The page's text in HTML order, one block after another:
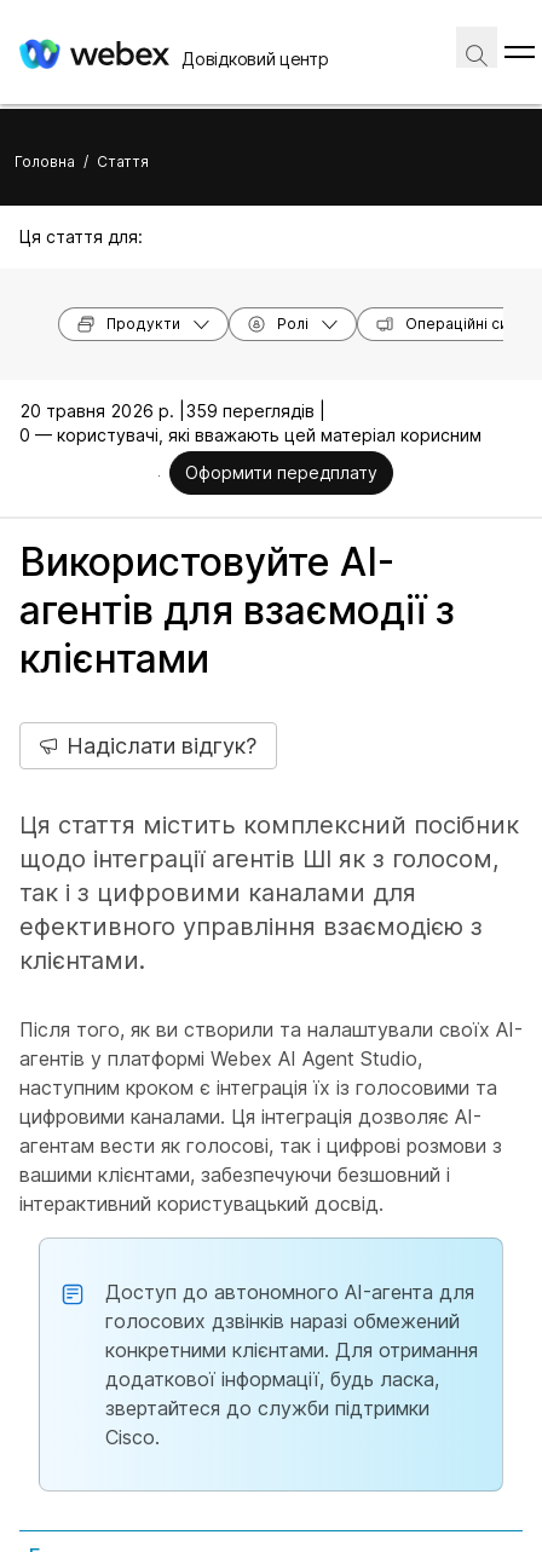
Довідковий центр
Головна / Стаття
Ця стаття для:
Продукти Ролі Операційні
20 травня 2026 р. | 359 переглядів |
0 — користувачі, які вважають цей матеріал корисним
Оформити передплату
Використовуйте AI-
агентів для взаємодії з
клієнтами
Надіслати відгук?
Ця стаття містить комплексний посібник
щодо інтеграції агентів ШІ як з голосом,
так і з цифровими каналами для
ефективного управління взаємодією з
клієнтами.
Після того, як ви створили та налаштували своїх AI-
агентів у платформі Webex AI Agent Studio,
наступним кроком є інтеграція їх із голосовими та
цифровими каналами. Ця інтеграція дозволяє AI-
агентам вести як голосові, так і цифрові розмови з
вашими клієнтами, забезпечуючи безшовний і
інтерактивний користувацький досвід.
Доступ до автономного AI-агента для
голосових дзвінків наразі обмежений
конкретними клієнтами. Для отримання
додаткової інформації, будь ласка,
звертайтеся до служби підтримки
Cisco.